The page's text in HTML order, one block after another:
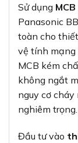
Sử dụng
Panasonic
toàn cho
vệ tính mạng
MCB kém
không ngắt
nguy cơ
nghiêm trọng.
Đầu tư vào